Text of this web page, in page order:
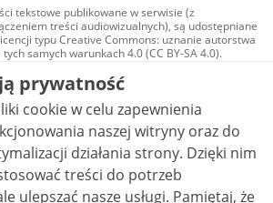
tekstowe publikowane w serwisie (z
treści audiowizualnych), są udostępniane
typu Creative Commons: uznanie autorstwa
tych samych warunkach 4.0 (CC BY-SA 4.0).
audiowizualne, w tym zdjęcia, materiały
i wideo, są udostępniane na licencji typu
Commons: uznanie autorstwa użycie
- bez utworów zależnych 4.0 (CC BY-
4.0), o ile nie jest to stwierdzone inaczej.
prywatność
cookie w celu zapewnienia
naszej witryny oraz do
działania strony. Dzięki nim
treści do potrzeb
nasze usługi. Pamiętaj, że